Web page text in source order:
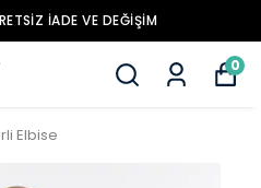
İADE VE DEĞİŞİM
0
Elbise